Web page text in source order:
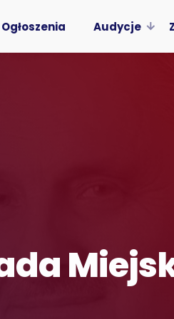
Ogłoszenia Audycje